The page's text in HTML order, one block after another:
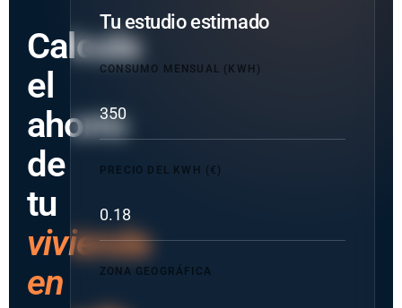
Calcula
el
ahorro
de
tu
vivienda
en
Tu estudio estimado
CONSUMO MENSUAL (KWH)
PRECIO DEL KWH (€)
ZONA GEOGRÁFICA